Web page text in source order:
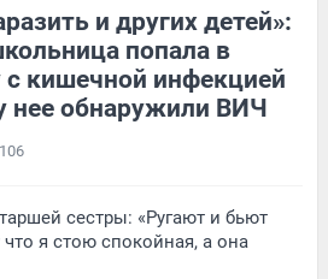
и других детей»:
попала в
с кишечной инфекцией
нее обнаружили ВИЧ
106
сестры: «Ругают и бьют
я стою спокойная, а она